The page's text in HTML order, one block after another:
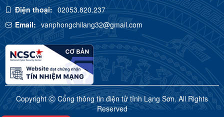
Điện thoại: 02053.820.237
Email: vanphongchilang32@gmail.com
Copyright Ⓒ Cổng thông tin điện tử tỉnh Lạng Sơn. All Rights
Reserved